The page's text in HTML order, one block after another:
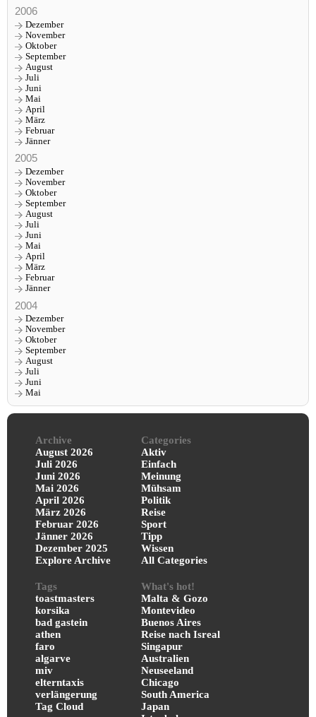
2006
Dezember
November
Oktober
September
August
Juli
Juni
Mai
April
März
Februar
Jänner
2005
Dezember
November
Oktober
September
August
Juli
Juni
Mai
April
März
Februar
Jänner
2004
Dezember
November
Oktober
September
August
Juli
Juni
Mai
Archive
August 2026
Juli 2026
Juni 2026
Mai 2026
April 2026
März 2026
Februar 2026
Jänner 2026
Dezember 2025
Explore Archive
Categories
Aktiv
Einfach
Meinung
Mühsam
Politik
Reise
Sport
Tipp
Wissen
All Categories
Tags
toastmasters
korsika
bad gastein
athen
faro
algarve
miv
elterntaxis
verlängerung
Tag Cloud
What's hot!
Malta & Gozo
Montevideo
Buenos Aires
Reise nach Isreal
Singapur
Australien
Neuseeland
Chicago
South America
Japan